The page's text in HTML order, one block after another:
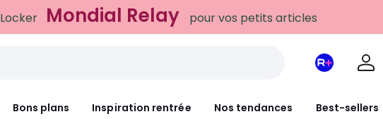
Mondial Relay pour vos petits articles
Bons plans Inspiration rentrée Nos tendances Best-sellers
Mon
Redoute